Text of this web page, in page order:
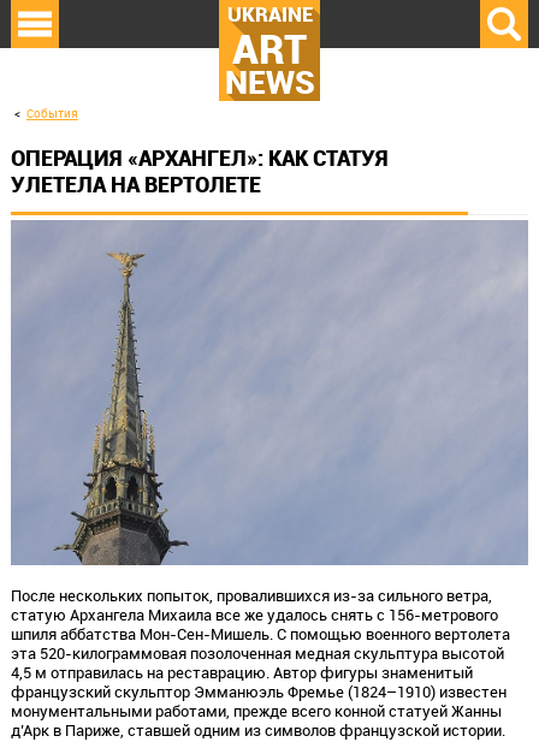
UKRAINE
ART
NEWS
События
ОПЕРАЦИЯ «АРХАНГЕЛ»: КАК СТАТУЯ
УЛЕТЕЛА НА ВЕРТОЛЕТЕ
После нескольких попыток, провалившихся из-за сильного ветра,
статую Архангела Михаила все же удалось снять с 156-метрового
шпиля аббатства Мон-Сен-Мишель. С помощью военного вертолета
эта 520-килограммовая позолоченная медная скульптура высотой
4,5 м отправилась на реставрацию. Автор фигуры знаменитый
французский скульптор Эмманюэль Фремье (1824–1910) известен
монументальными работами, прежде всего конной статуей Жанны
д’Арк в Париже, ставшей одним из символов французской истории.